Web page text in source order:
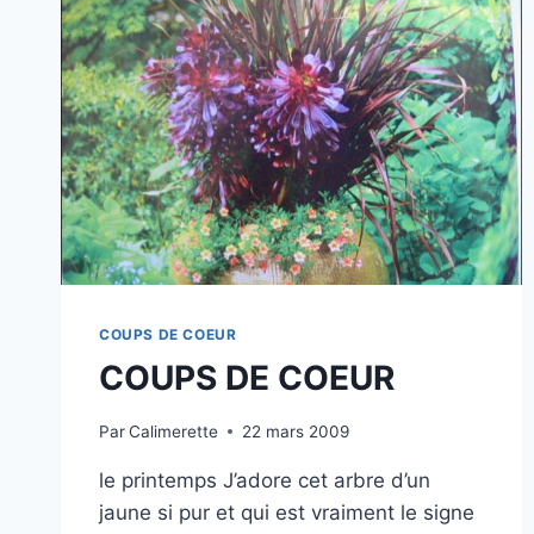
COUPS DE COEUR
COUPS DE COEUR
ParCalimerette 22 mars 2009
le printemps J’adore cet arbre d’un
jaune si pur et qui est vraiment le signe